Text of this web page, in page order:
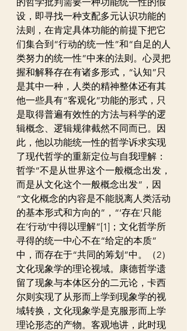
设，即寻找一种支配多元认识功能的
法则，在肯定具体功能的前提下把它
们集合到“行动的统一性”和“自足的人
类努力的统一性”中来的法则。心灵把
握和解释存在有诸多形式，“认知”只
是其中一种，人类的精神整体还有其
他一些具有“客观化”功能的形式，只
是取得普遍有效性的方法与科学的逻
辑概念、逻辑规律截然不同而已。因
此，他以功能统一性的哲学诉求实现
了现代哲学的重新定位与自我理解：
哲学“不是从世界这个一般概念出发，
而是从文化这个一般概念出发”，因
“文化概念的内容是不能脱离人类活动
的基本形式和方向的”，“‘存在’只能
在‘行动’中得以理解”[1]；文化哲学所
寻得的统一中心不在“给定的本质”
中，而存在于“共同的筹划”中。（2）
文化现象学的理论视域。康德哲学遗
留了现象与本体区分的二元论，卡西
尔则实现了从形而上学到现象学的视
域转换，文化现象学是克服形而上学
理论形态的产物。客观地讲，此时现